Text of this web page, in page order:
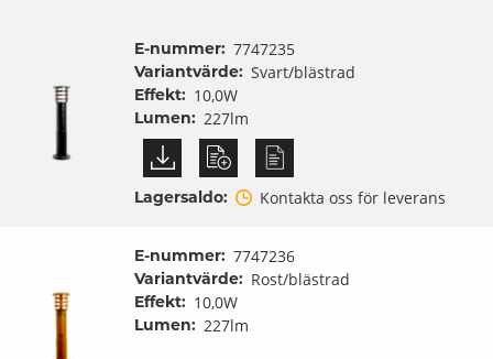
E-nummer: 7747235
Variantvärde: Svart/blästrad
Effekt: 10,0W
Lumen: 227lm
Lagersaldo: Kontakta oss för leverans
E-nummer: 7747236
Variantvärde: Rost/blästrad
Effekt: 10,0W
Lumen: 227lm